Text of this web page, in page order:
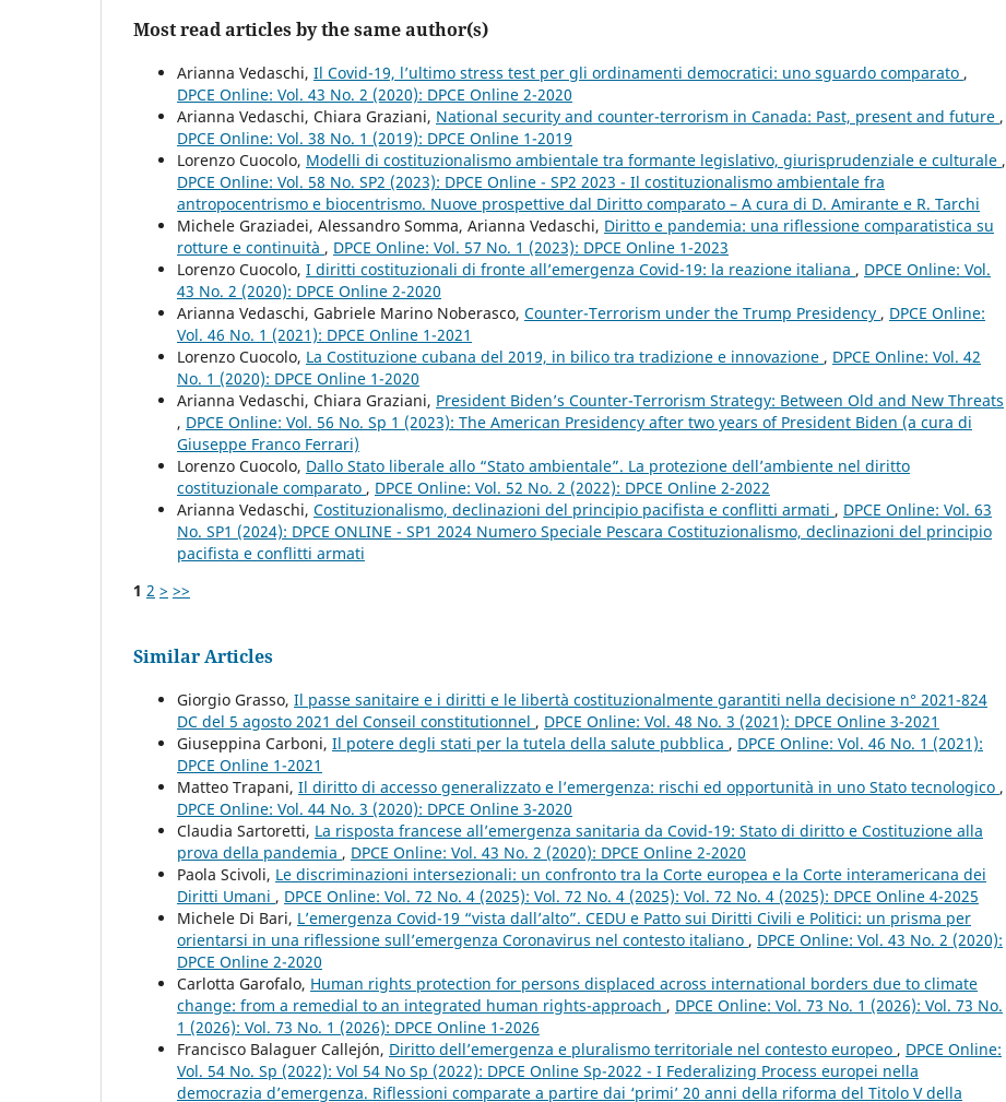
Most read articles by the same author(s)
Arianna Vedaschi, Il Covid-19, l’ultimo stress test per gli ordinamenti democratici: uno sguardo comparato ,
DPCE Online: Vol. 43 No. 2 (2020): DPCE Online 2-2020
Arianna Vedaschi, Chiara Graziani, National security and counter-terrorism in Canada: Past, present and future ,
DPCE Online: Vol. 38 No. 1 (2019): DPCE Online 1-2019
Lorenzo Cuocolo, Modelli di costituzionalismo ambientale tra formante legislativo, giurisprudenziale e culturale ,
DPCE Online: Vol. 58 No. SP2 (2023): DPCE Online - SP2 2023 - Il costituzionalismo ambientale fra
antropocentrismo e biocentrismo. Nuove prospettive dal Diritto comparato – A cura di D. Amirante e R. Tarchi
Michele Graziadei, Alessandro Somma, Arianna Vedaschi, Diritto e pandemia: una riflessione comparatistica su
rotture e continuità , DPCE Online: Vol. 57 No. 1 (2023): DPCE Online 1-2023
Lorenzo Cuocolo, I diritti costituzionali di fronte all’emergenza Covid-19: la reazione italiana , DPCE Online: Vol.
43 No. 2 (2020): DPCE Online 2-2020
Arianna Vedaschi, Gabriele Marino Noberasco, Counter-Terrorism under the Trump Presidency , DPCE Online:
Vol. 46 No. 1 (2021): DPCE Online 1-2021
Lorenzo Cuocolo, La Costituzione cubana del 2019, in bilico tra tradizione e innovazione , DPCE Online: Vol. 42
No. 1 (2020): DPCE Online 1-2020
Arianna Vedaschi, Chiara Graziani, President Biden’s Counter-Terrorism Strategy: Between Old and New Threats
, DPCE Online: Vol. 56 No. Sp 1 (2023): The American Presidency after two years of President Biden (a cura di
Giuseppe Franco Ferrari)
Lorenzo Cuocolo, Dallo Stato liberale allo “Stato ambientale”. La protezione dell’ambiente nel diritto
costituzionale comparato , DPCE Online: Vol. 52 No. 2 (2022): DPCE Online 2-2022
Arianna Vedaschi, Costituzionalismo, declinazioni del principio pacifista e conflitti armati , DPCE Online: Vol. 63
No. SP1 (2024): DPCE ONLINE - SP1 2024 Numero Speciale Pescara Costituzionalismo, declinazioni del principio
pacifista e conflitti armati
1 2 > >>
Similar Articles
Giorgio Grasso, Il passe sanitaire e i diritti e le libertà costituzionalmente garantiti nella decisione n° 2021-824
DC del 5 agosto 2021 del Conseil constitutionnel , DPCE Online: Vol. 48 No. 3 (2021): DPCE Online 3-2021
Giuseppina Carboni, Il potere degli stati per la tutela della salute pubblica , DPCE Online: Vol. 46 No. 1 (2021):
DPCE Online 1-2021
Matteo Trapani, Il diritto di accesso generalizzato e l’emergenza: rischi ed opportunità in uno Stato tecnologico ,
DPCE Online: Vol. 44 No. 3 (2020): DPCE Online 3-2020
Claudia Sartoretti, La risposta francese all’emergenza sanitaria da Covid-19: Stato di diritto e Costituzione alla
prova della pandemia , DPCE Online: Vol. 43 No. 2 (2020): DPCE Online 2-2020
Paola Scivoli, Le discriminazioni intersezionali: un confronto tra la Corte europea e la Corte interamericana dei
Diritti Umani , DPCE Online: Vol. 72 No. 4 (2025): Vol. 72 No. 4 (2025): Vol. 72 No. 4 (2025): DPCE Online 4-2025
Michele Di Bari, L’emergenza Covid-19 “vista dall’alto”. CEDU e Patto sui Diritti Civili e Politici: un prisma per
orientarsi in una riflessione sull’emergenza Coronavirus nel contesto italiano , DPCE Online: Vol. 43 No. 2 (2020):
DPCE Online 2-2020
Carlotta Garofalo, Human rights protection for persons displaced across international borders due to climate
change: from a remedial to an integrated human rights-approach , DPCE Online: Vol. 73 No. 1 (2026): Vol. 73 No.
1 (2026): Vol. 73 No. 1 (2026): DPCE Online 1-2026
Francisco Balaguer Callejón, Diritto dell’emergenza e pluralismo territoriale nel contesto europeo , DPCE Online:
Vol. 54 No. Sp (2022): Vol 54 No Sp (2022): DPCE Online Sp-2022 - I Federalizing Process europei nella
democrazia d’emergenza. Riflessioni comparate a partire dai ‘primi’ 20 anni della riforma del Titolo V della